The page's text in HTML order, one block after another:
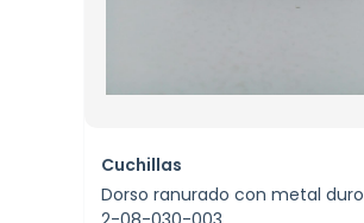
Cuchillas
Dorso ranurado con metal duro